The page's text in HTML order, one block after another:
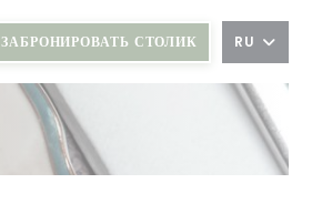
ЗАБРОНИРОВАТЬ СТОЛИК RU